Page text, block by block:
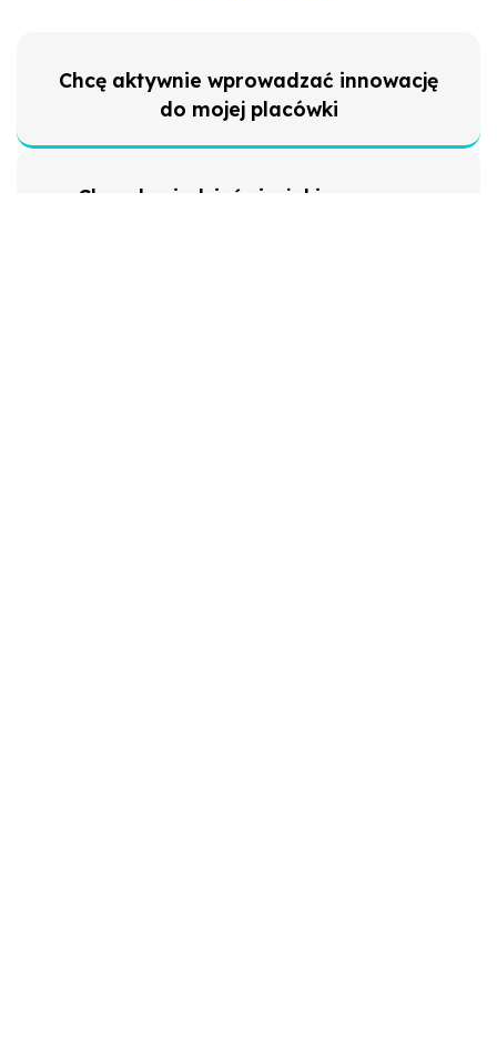
Chcę aktywnie wprowadzać innowację
do mojej placówki
Chcę dowiedzieć się, jakie są nowe